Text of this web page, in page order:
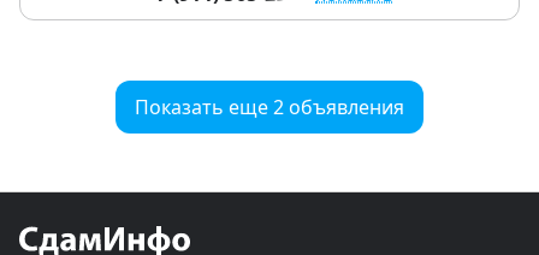
Показать еще 2 объявления